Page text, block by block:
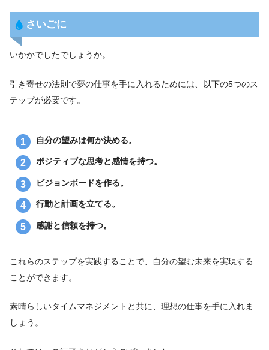
さいごに
いかかでしたでしょうか。
引き寄せの法則で夢の仕事を手に入れるためには、以下の5つのス
テップが必要です。
自分の望みは何か決める。
ポジティブな思考と感情を持つ。
ビジョンボードを作る。
行動と計画を立てる。
感謝と信頼を持つ。
これらのステップを実践することで、自分の望む未来を実現する
ことができます。
素晴らしいタイムマネジメントと共に、理想の仕事を手に入れま
しょう。